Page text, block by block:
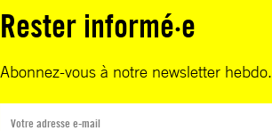
Rester informé·e
Abonnez-vous à notre newsletter hebdo.